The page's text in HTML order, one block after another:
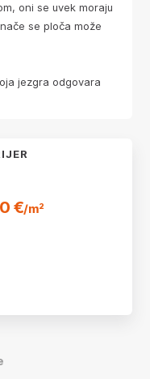
oni se uvek moraju
se ploča može
jezgra odgovara
€/m²